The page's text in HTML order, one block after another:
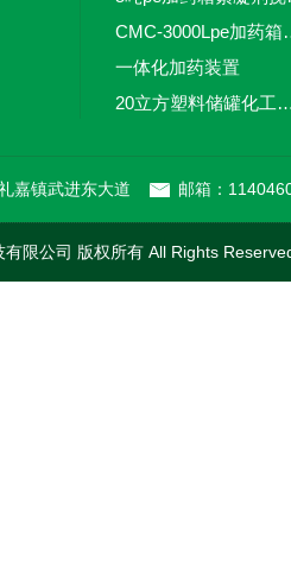
CMC-
一体化加药装置
20立方塑料储罐化工储
嘉镇武进东大道 邮箱：
限公司 版权所有 All Rights